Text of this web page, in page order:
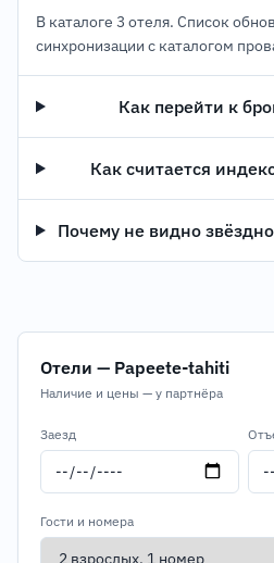
В каталоге 3 отеля. Список
синхронизации с каталогом
Как перейти к
Как считается
Почему не видно
Отели — Papeete-tahiti
Наличие и цены — у партнёра
Заезд
Гости и номера